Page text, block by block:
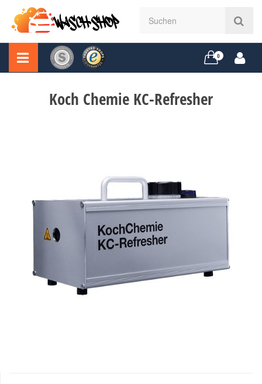
0
Koch Chemie KC-Refresher